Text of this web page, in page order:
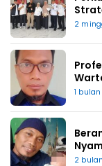
2
1
2